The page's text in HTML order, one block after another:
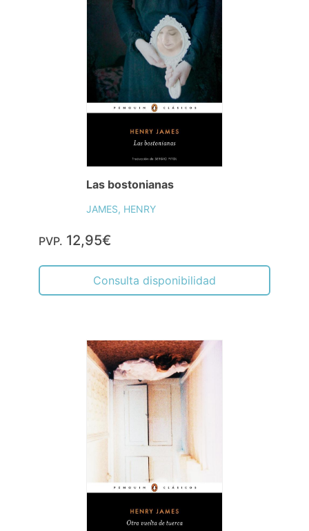
Las bostonianas
JAMES, HENRY
PVP. 12,95€
Consulta disponibilidad